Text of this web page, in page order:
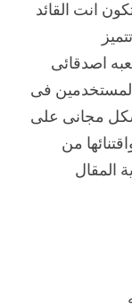
انت القائد
اصدقائى
فى
مجانى على
من
المقال